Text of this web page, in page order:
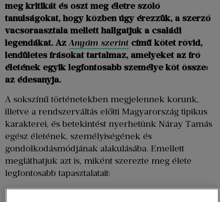
meg kritikát és oszt meg életre szóló
tanulságokat, hogy közben úgy érezzük, a szerző
vacsoraasztala mellett hallgatjuk a családi
legendákat. AzAnyám szerint című kötet rövid,
lendületes írásokat tartalmaz, amelyeket az író
életének egyik legfontosabb személye köt össze:
az édesanyja.
A sokszínű történetekben megjelennek korunk,
illetve a rendszerváltás előtti Magyarország tipikus
karakterei, és betekintést nyerhetünk Náray Tamás
egész életének, személyiségének és
gondolkodásmódjának alakulásába. Emellett
megláthatjuk azt is, miként szerezte meg élete
legfontosabb tapasztalatait: